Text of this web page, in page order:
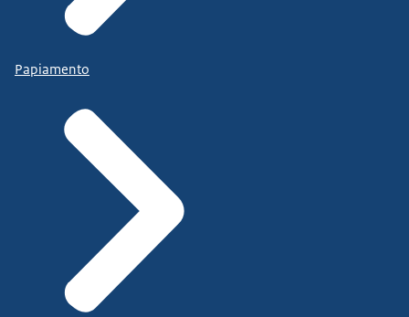
Papiamento